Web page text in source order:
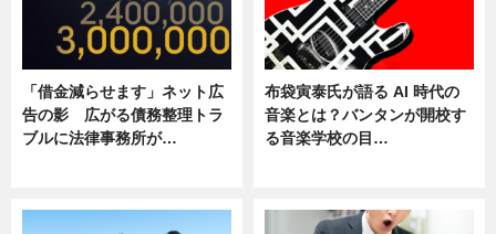
「借金減らせます」ネット広
告の影 広がる債務整理トラ
ブルに法律事務所が…
布袋寅泰氏が語る AI 時代の
音楽とは？バンタンが開校す
る音楽学校の目…